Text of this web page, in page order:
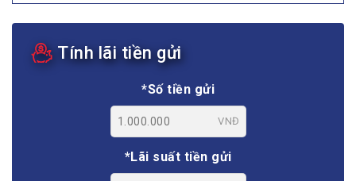
Tính lãi tiền gửi
*Số tiền gửi
VNĐ
*Lãi suất tiền gửi